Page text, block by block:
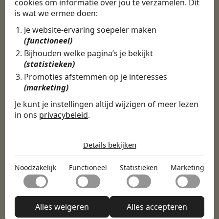
cookies om informatie over jou te verzamelen. Dit
is wat we ermee doen:
Je website-ervaring soepeler maken
(functioneel)
Bijhouden welke pagina’s je bekijkt
(statistieken)
Promoties afstemmen op je interesses
(marketing)
Je kunt je instellingen altijd wijzigen of meer lezen
in ons privacybeleid.
Noodzakelijk
Noodzakelijke cookies helpen een website bruikbaar te
maken door basisfuncties zoals paginanavigatie en
toegang tot beveiligde delen van de website mogelijk te
maken. Zonder deze cookies kan de website niet naar
behoren functioneren.
Functioneel
onthouden welke de manier waarop de website zich
gedraagt of eruitziet verandert, zoals de taal van je
Statistieken
Statistische cookies helpen website-eigenaren te
Details bekijken
Noodzakelijk Functioneel Statistieken Marketing
Alles weigeren Alles accepteren
Door Swipe4Work heb ik op een hele
makkelijke, laagdrempelige manier eigenlijk
een hele leuke nieuwe baan gevonden. Met heel
veel nieuwe uitdagingen!
Martijn
Certinia Consultant